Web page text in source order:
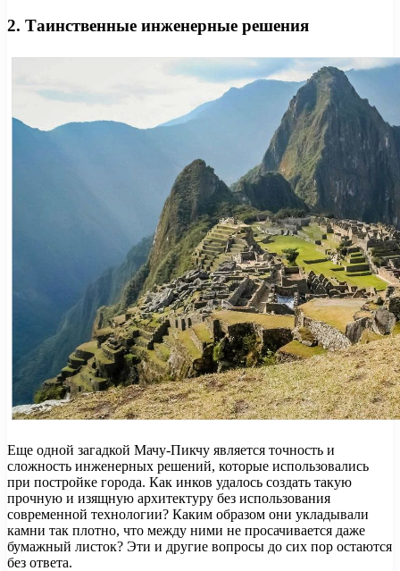
2. Таинственные инженерные решения
Еще одной загадкой Мачу-Пикчу является точность и
сложность инженерных решений, которые использовались
при постройке города. Как инков удалось создать такую
прочную и изящную архитектуру без использования
современной технологии? Каким образом они укладывали
камни так плотно, что между ними не просачивается даже
бумажный листок? Эти и другие вопросы до сих пор остаются
без ответа.